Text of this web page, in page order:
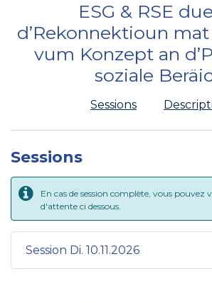
ESG & RSE
d’Rekonnektioun
vum Konzept an
soziale
Sessions
Sessions
En cas de session complète, vous pouvez
d'attente ci dessous.
Session Di. 10.11.2026